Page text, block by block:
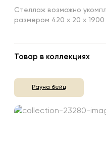
Стеллаж возможно
размером 420 х 20 х 1900
Товар в коллекциях
Рауна бейц